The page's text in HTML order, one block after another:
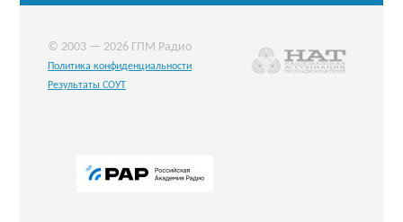
© 2003 — 2026 ГПМ Радио
Политика конфиденциальности
Результаты СОУТ